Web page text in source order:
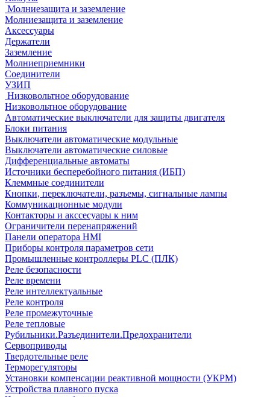
Молниезащита и заземление
Молниезащита и заземление
Аксессуары
Держатели
Заземление
Молниеприемники
Соединители
УЗИП
Низковольтное оборудование
Низковольтное оборудование
Автоматические выключатели для защиты двигателя
Блоки питания
Выключатели автоматические модульные
Выключатели автоматические силовые
Дифференциальные автоматы
Источники бесперебойного питания (ИБП)
Клеммные соединители
Кнопки, переключатели, разъемы, сигнальные лампы
Коммуникационные модули
Контакторы и акссесуары к ним
Ограничители перенапряжений
Панели оператора HMI
Приборы контроля параметров сети
Промышленные контроллеры PLC (ПЛК)
Реле безопасности
Реле времени
Реле интеллектуальные
Реле контроля
Реле промежуточные
Реле тепловые
Рубильники.Разъединители.Предохранители
Сервоприводы
Твердотельные реле
Терморегуляторы
Установки компенсации реактивной мощности (УКРМ)
Устройства плавного пуска